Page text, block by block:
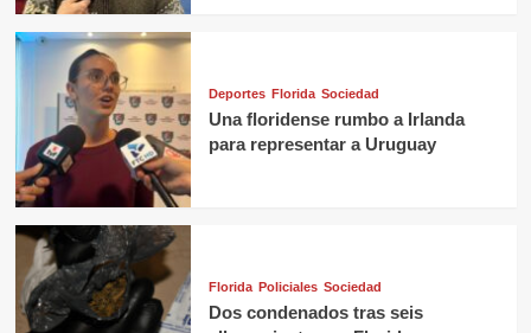
Deportes Florida Sociedad
Una floridense rumbo a Irlanda
para representar a Uruguay
Florida Policiales Sociedad
Dos condenados tras seis